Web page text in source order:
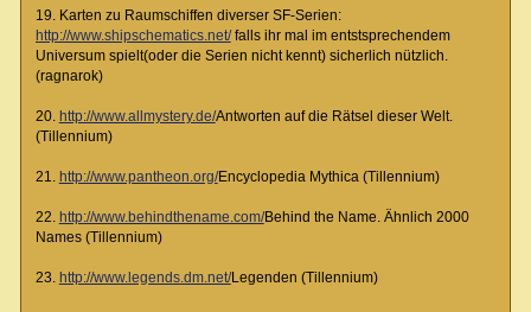
19. Karten zu Raumschiffen diverser SF-Serien:
http://www.shipschematics.net/falls ihr mal im entstsprechendem
Universum spielt(oder die Serien nicht kennt) sicherlich nützlich.
(ragnarok)
20. http://www.allmystery.de/Antworten auf die Rätsel dieser Welt.
(Tillennium)
21. http://www.pantheon.org/Encyclopedia Mythica (Tillennium)
22. http://www.behindthename.com/Behind the Name. Ähnlich 2000
Names (Tillennium)
23. http://www.legends.dm.net/Legenden (Tillennium)